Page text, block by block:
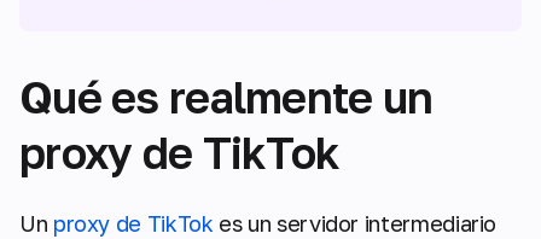
Qué es realmente un
proxy de TikTok
Un proxy de TikTok es un servidor intermediario